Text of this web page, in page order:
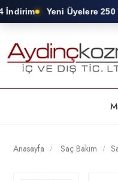
Yeni Üyelere 250 TL
Anasayfa Saç Bakım